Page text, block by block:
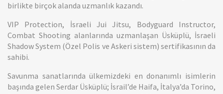
birlikte birçok alanda uzmanlık kazandı.
VIP Protection, İsraeli Jui Jitsu, Bodyguard Instructor,
Combat Shooting alanlarında uzmanlaşan Üsküplü, İsraeli
Shadow System (Özel Polis ve Askeri sistem) sertifikasının da
sahibi.
Savunma sanatlarında ülkemizdeki en donanımlı isimlerin
başında gelen Serdar Üsküplü; İsrail’de Haifa, İtalya’da Torino,